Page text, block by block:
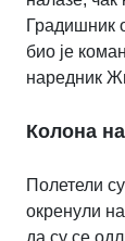
Градишник
био је
наредник
Колона
Полетели
окренули
да су се